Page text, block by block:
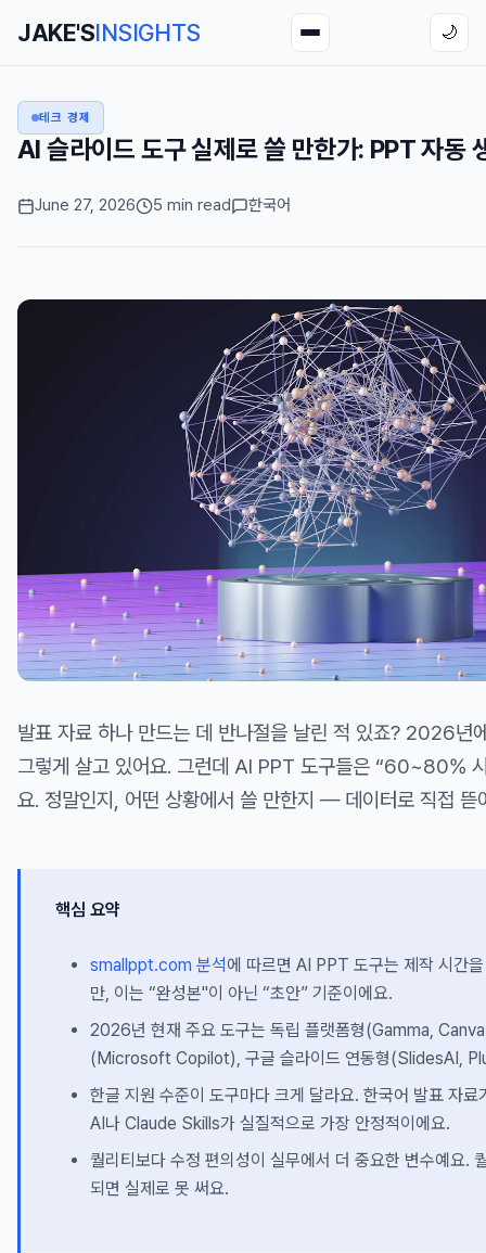
JAKE'SINSIGHTS 🌙
테크 경제
AI 슬라이드 도구 실제로 쓸 만한가: PPT 자동
June 27, 2026 5 min read 한국어
발표 자료 하나 만드는 데 반나절을 날린 적 있죠? 2026년
그렇게 살고 있어요. 그런데 AI PPT 도구들은 “60~80%
요. 정말인지, 어떤 상황에서 쓸 만한지 — 데이터로 직접 뜯
핵심 요약
smallppt.com 분석에 따르면 AI PPT 도구는 제작 시간
만, 이는 “완성본"이 아닌 “초안” 기준이에요.
2026년 현재 주요 도구는 독립 플랫폼형(Gamma,
(Microsoft Copilot), 구글 슬라이드 연동형(SlidesAI,
한글 지원 수준이 도구마다 크게 달라요. 한국어 발표 자료
AI나 Claude Skills가 실질적으로 가장 안정적이에요.
퀄리티보다 수정 편의성이 실무에서 더 중요한 변수예요.
되면 실제로 못 써요.